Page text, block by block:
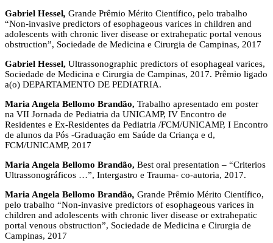
Gabriel Hessel, Grande Prêmio Mérito Científico, pelo trabalho
“Non-invasive predictors of esophageous varices in children and
adolescents with chronic liver disease or extrahepatic portal venous
obstruction”, Sociedade de Medicina e Cirurgia de Campinas, 2017
Gabriel Hessel, Ultrassonographic predictors of esophageal varices,
Sociedade de Medicina e Cirurgia de Campinas, 2017. Prêmio ligado
a(o) DEPARTAMENTO DE PEDIATRIA.
Maria Angela Bellomo Brandão, Trabalho apresentado em poster
na VII Jornada de Pediatria da UNICAMP, IV Encontro de
Residentes e Ex-Residentes da Pediatria /FCM/UNICAMP, I Encontro
de alunos da Pós -Graduação em Saúde da Criança e d,
FCM/UNICAMP, 2017
Maria Angela Bellomo Brandão, Best oral presentation – “Criterios
Ultrassonográficos …”, Intergastro e Trauma- co-autoria, 2017.
Maria Angela Bellomo Brandão, Grande Prêmio Mérito Científico,
pelo trabalho “Non-invasive predictors of esophageous varices in
children and adolescents with chronic liver disease or extrahepatic
portal venous obstruction”, Sociedade de Medicina e Cirurgia de
Campinas, 2017